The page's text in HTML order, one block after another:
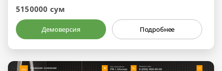
5150000 сум
Демоверсия Подробнее